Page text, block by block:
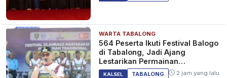
WARTA TABALONG
564 Peserta Ikuti Festival Balogo
di Tabalong, Jadi Ajang
Lestarikan Permainan
Tradisional
KALSEL TABALONG 2 jam yang lalu